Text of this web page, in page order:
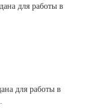
для работы в
для работы в